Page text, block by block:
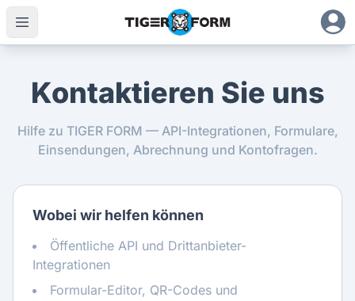
Kontaktieren Sie uns
Hilfe zu TIGER FORM — API-Integrationen, Formulare,
Einsendungen, Abrechnung und Kontofragen.
Wobei wir helfen können
Öffentliche API und Drittanbieter-
Integrationen
Formular-Editor, QR-Codes und